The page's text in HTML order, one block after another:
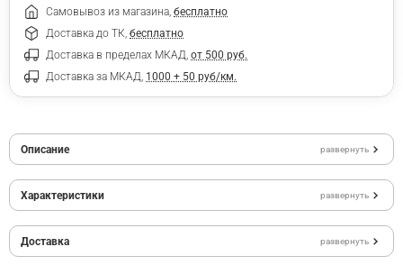
Самовывоз из магазина, бесплатно
Доставка до ТК, бесплатно
Доставка в пределах МКАД, от 500 руб.
Доставка за МКАД, 1000 + 50 руб/км.
Описание развернуть
Характеристики развернуть
Доставка развернуть